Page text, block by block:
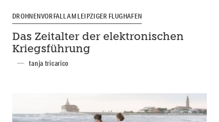
DROHNENVORFALL AM LEIPZIGER FLUGHAFEN
Das Zeitalter der elektronischen
Kriegsführung
tanja tricarico